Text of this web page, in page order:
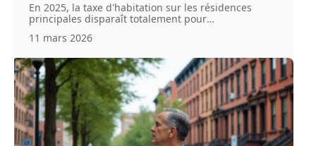
En 2025, la taxe d'habitation sur les résidences
principales disparaît totalement pour…
11 mars 2026